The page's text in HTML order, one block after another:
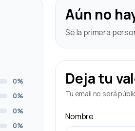
0%
0%
0%
0%
Aún no
Sé la primera
Deja tu
Tu email no será
Nombre